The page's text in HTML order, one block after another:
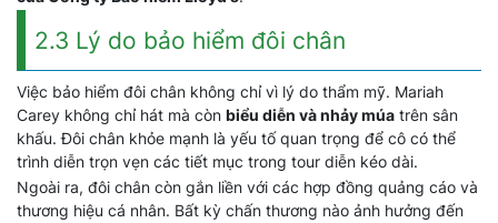
2.3 Lý do bảo hiểm đôi chân
Việc bảo hiểm đôi chân không chỉ vì lý do thẩm mỹ. Mariah
Carey không chỉ hát mà còn biểu diễn và nhảy múa trên sân
khấu. Đôi chân khỏe mạnh là yếu tố quan trọng để cô có thể
trình diễn trọn vẹn các tiết mục trong tour diễn kéo dài.
Ngoài ra, đôi chân còn gắn liền với các hợp đồng quảng cáo và
thương hiệu cá nhân. Bất kỳ chấn thương nào ảnh hưởng đến